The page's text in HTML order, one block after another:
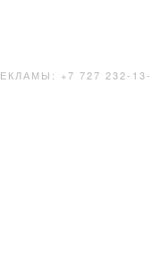
+7 727 232-13-